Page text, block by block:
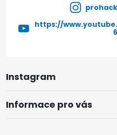
Instagram
Informace pro vás
https://